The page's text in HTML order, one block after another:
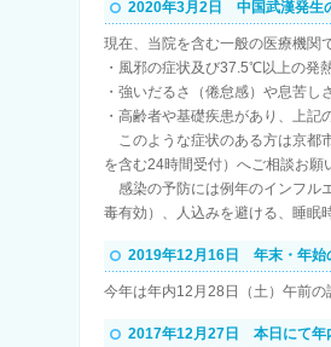
2020年3月2日 中国武漢発生
現在、当院を含む一般の医療機関
・風邪の症状及び37.5℃以上の発
・強いだるさ（倦怠感）や息苦し
・高齢者や基礎疾患があり、上
このような症状のある方は京
を含む24時間受付）へご相談お願
感染の予防には例年のインフル
毒有効）、人込みを避ける、睡眠
2019年12月16日 年末・年始
今年は年内12月28日（土）午前
2017年12月27日 本日にて年